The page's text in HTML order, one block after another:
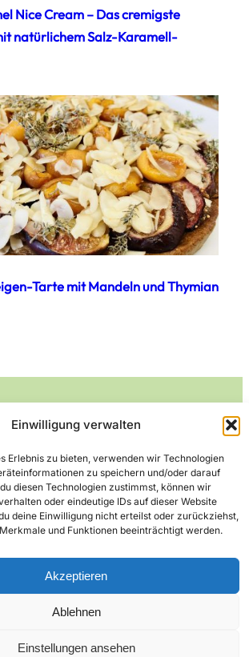
Einwilligung verwalten
Erlebnis zu bieten, verwenden wir Technologien
zu speichern und/oder darauf
diesen Technologien zustimmst, können wir
oder eindeutige IDs auf dieser Website
deine Einwilligung nicht erteilst oder zurückziehst,
und Funktionen beeinträchtigt werden.
Akzeptieren
Ablehnen
Einstellungen ansehen
Nice Cream – Das cremigste
natürlichem Salz-Karamell-
Tarte mit Mandeln und Thymian
Leckerlife
essen – gesund leben.
Kontakt
Designed by